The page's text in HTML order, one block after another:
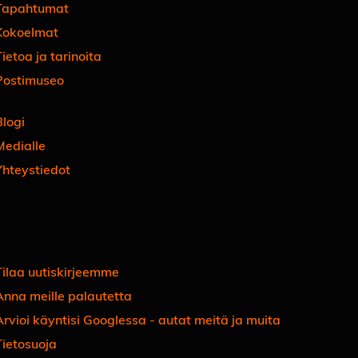
ja tarinoita
uutiskirjeemme
meille palautetta
käyntisi Googlessa - autat meitä ja muita